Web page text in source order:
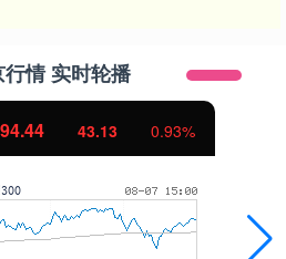
情 实时轮播
43.13 0.93%